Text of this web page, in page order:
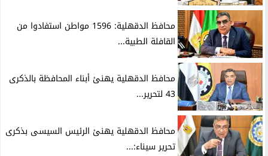
محافظ الدقهلية: 1596 مواطن استفادوا من
القافلة الطبية...
محافظ الدقهلية يهنئ أبناء المحافظة بالذكرى
43 لتحرير...
محافظ الدقهلية يهنئ الرئيس السيسى بذكرى
تحرير سيناء:...